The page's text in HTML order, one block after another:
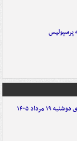
پرسپولیس
مرداد ۱۴۰۵